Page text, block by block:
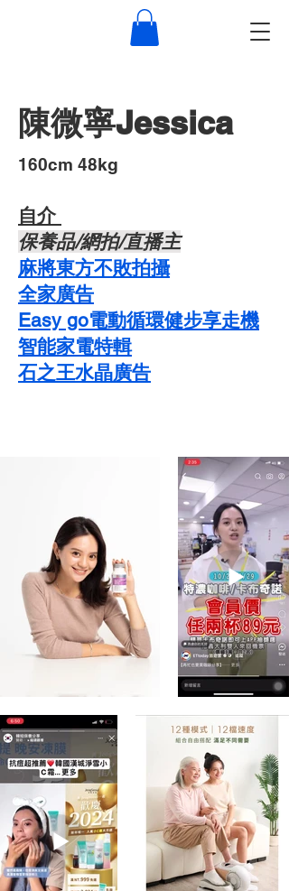
陳微寧Jessica
​160cm 48kg
自介 ​
​保養品/網拍/直播主
麻將東方不敗拍攝
​全家廣告
Easy go電動循環健步享走機
智能家電特輯
石之王水晶廣告